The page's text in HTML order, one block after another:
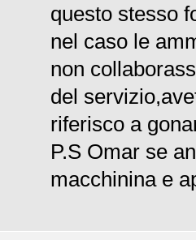
questo stesso
nel caso le
non
del
riferisco a
P.S Omar se
macchinina e